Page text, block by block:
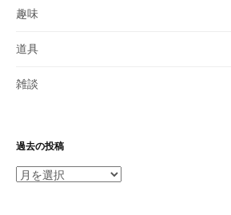
趣味
道具
雑談
過去の投稿
過